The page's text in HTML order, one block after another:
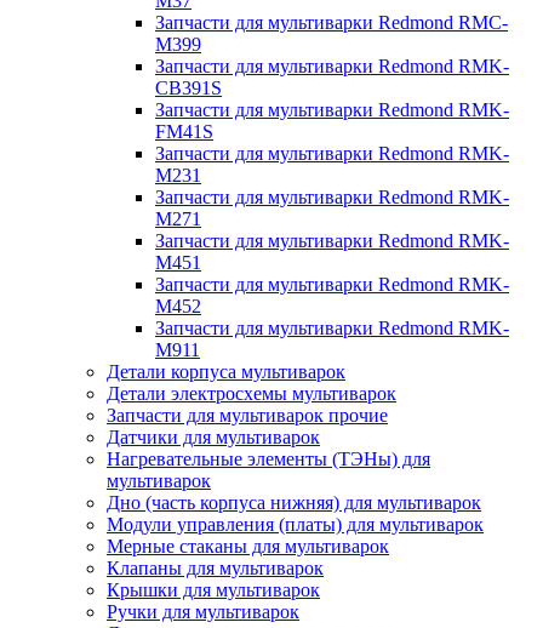
Запчасти для мультиварки Redmond RMC-
M399
Запчасти для мультиварки Redmond RMK-
CB391S
Запчасти для мультиварки Redmond RMK-
FM41S
Запчасти для мультиварки Redmond RMK-
M231
Запчасти для мультиварки Redmond RMK-
M271
Запчасти для мультиварки Redmond RMK-
M451
Запчасти для мультиварки Redmond RMK-
M452
Запчасти для мультиварки Redmond RMK-
M911
Детали корпуса мультиварок
Детали электросхемы мультиварок
Запчасти для мультиварок прочие
Датчики для мультиварок
Нагревательные элементы (ТЭНы) для
мультиварок
Дно (часть корпуса нижняя) для мультиварок
Модули управления (платы) для мультиварок
Мерные стаканы для мультиварок
Клапаны для мультиварок
Крышки для мультиварок
Ручки для мультиварок